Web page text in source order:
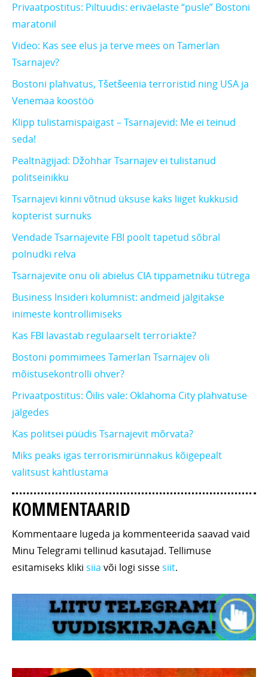
Privaatpostitus: Piltuudis: eriväelaste “pusle” Bostoni
maratonil
Video: Kas see elus ja terve mees on Tamerlan
Tsarnajev?
Bostoni plahvatus, Tšetšeenia terroristid ning USA ja
Venemaa koostöö
Klipp tulistamispaigast – Tsarnajevid: Me ei teinud
seda!
Pealtnägijad: Džohhar Tsarnajev ei tulistanud
politseinikku
Tsarnajevi kinni võtnud üksuse kaks liiget kukkusid
kopterist surnuks
Vendade Tsarnajevite FBI poolt tapetud sõbral
polnudki relva
Tsarnajevite onu oli abielus CIA tippametniku tütrega
Business Insideri kolumnist: andmeid jälgitakse
inimeste kontrollimiseks
Kas FBI lavastab regulaarselt terroriakte?
Bostoni pommimees Tamerlan Tsarnajev oli
mõistusekontrolli ohver?
Privaatpostitus: Õilis vale: Oklahoma City plahvatuse
jälgedes
Kas politsei püüdis Tsarnajevit mõrvata?
Miks peaks igas terrorismirünnakus kõigepealt
valitsust kahtlustama
KOMMENTAARID
Kommentaare lugeda ja kommenteerida saavad vaid
Minu Telegrami tellinud kasutajad. Tellimuse
esitamiseks kliki siia või logi sissesiit.